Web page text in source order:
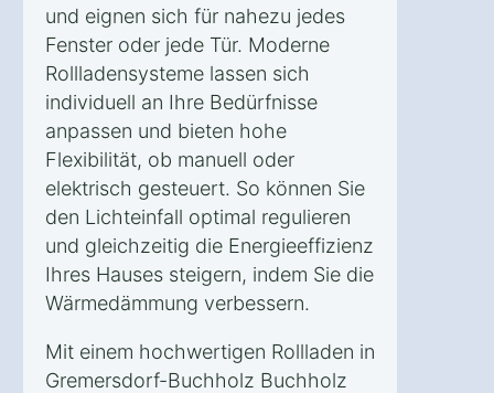
und eignen sich für nahezu jedes
Fenster oder jede Tür. Moderne
Rollladensysteme lassen sich
individuell an Ihre Bedürfnisse
anpassen und bieten hohe
Flexibilität, ob manuell oder
elektrisch gesteuert. So können Sie
den Lichteinfall optimal regulieren
und gleichzeitig die Energieeffizienz
Ihres Hauses steigern, indem Sie die
Wärmedämmung verbessern.
Mit einem hochwertigen Rollladen in
Gremersdorf-Buchholz Buchholz